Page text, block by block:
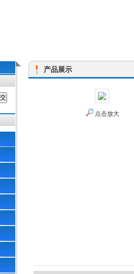
产品展示
点击放大